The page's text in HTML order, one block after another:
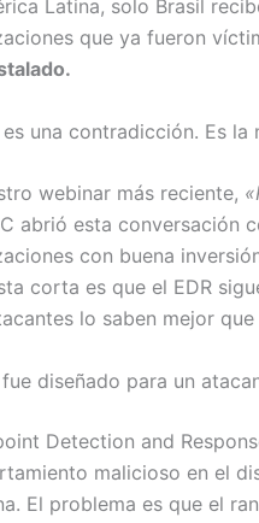
Latina, solo Brasil
que ya fueron
es una contradicción. Es
webinar más reciente,
abrió esta conversación
con buena
corta es que el EDR
lo saben mejor que
fue diseñado para un
Detection and
malicioso en el
El problema es que el